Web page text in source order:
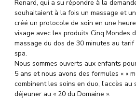
Renard, qui a su répondre à la
souhaitaient à la fois un massage et
créé un protocole de soin en une
visage avec les produits Cinq Mondes
massage du dos de 30 minutes au
spa.
Nous sommes ouverts aux enfants
5 ans et nous avons des formules « «
combinent les soins en duo, l’accès
déjeuner au « 20 du Domaine ».